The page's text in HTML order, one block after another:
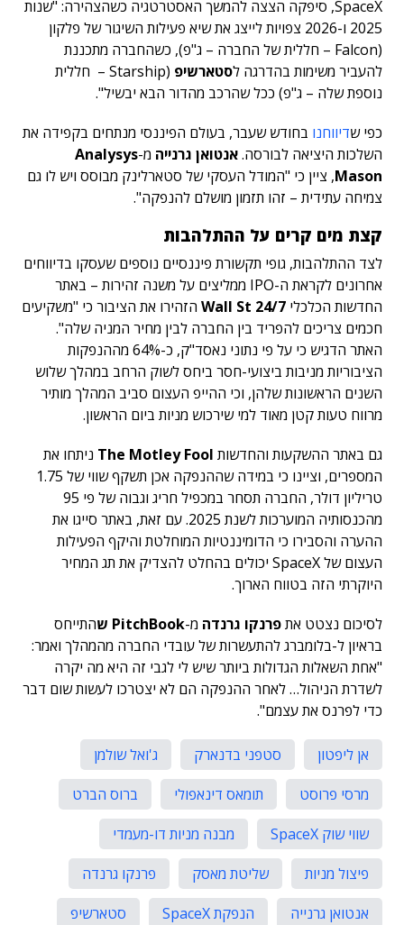
SpaceX, סיפקה הצצה להמשך האסטרטגיה כשהצהירה: "שנות
2025 ו-2026 צפויות לייצג את שיא פעילות השיגור של פלקון
(Falcon – חללית של החברה – ג"פ), כשהחברה מתכננת
להעביר משימות בהדרגה לסטארשיפ
(Starship – חללית
נוספת שלה – ג"פ) ככל שהרכב מהדור הבא יבשיל".
כפי שדיווחנו בחודש שעבר, בעולם הפיננסי מנתחים בקפידה את
השלכות היציאה לבורסה.אנטואן גרנייה מ-Analysys
Mason, ציין כי "המודל העסקי של סטארלינק מבוסס ויש לו גם
צמיחה עתידית – זהו תזמון מושלם להנפקה".
קצת מים קרים על ההתלהבות
לצד ההתלהבות, גופי תקשורת פיננסיים נוספים שעסקו בדיווחים
אחרונים לקראת ה-IPO ממליצים על משנה זהירות – באתר
החדשות הכלכלי 24/7 Wall St
הזהירו את הציבור כי "משקיעים
חכמים צריכים להפריד בין החברה לבין מחיר המניה שלה".
האתר הדגיש כי על פי נתוני נאסד"ק, כ-64% מההנפקות
הציבוריות מניבות ביצועי-חסר ביחס לשוק הרחב במהלך שלוש
השנים הראשונות שלהן, וכי ההייפ העצום סביב המהלך מותיר
מרווח טעות קטן מאוד למי שירכוש מניות ביום הראשון.
גם באתר ההשקעות והחדשות The Motley Fool ניתחו את
המספרים, וציינו כי במידה שההנפקה אכן תשקף שווי של 1.75
טריליון דולר, החברה תסחר במכפיל חריג וגבוה של פי 95
מהכנסותיה המוערכות לשנת 2025. עם זאת, באתר סייגו את
ההערה והסבירו כי הדומיננטיות המוחלטת והיקף הפעילות
העצום של SpaceX יכולים בהחלט להצדיק את תג המחיר
היוקרתי הזה בטווח הארוך.
לסיכום נצטט אתפרנקו גרנדה מ-PitchBook ש
התייחס
בראיון ל-בלומברג להתעשרות של עובדי החברה מהמהלך ואמר:
"אחת השאלות הגדולות ביותר שיש לי לגבי זה היא מה יקרה
לשדרת הניהול… לאחר ההנפקה הם לא יצטרכו לעשות שום דבר
כדי לפרנס את עצמם".
אן ליפטון סטפני בדנארק
ג'ואל שולמן
מרסי פרוסט
תומאס דינאפולי
ברוס הברט
שווי שוק SpaceX
מבנה מניות דו-מעמדי
פיצול מניות
שליטת מאסק
פרנקו גרנדה
אנטואן גרנייה
הנפקת SpaceX
סטארשיפ